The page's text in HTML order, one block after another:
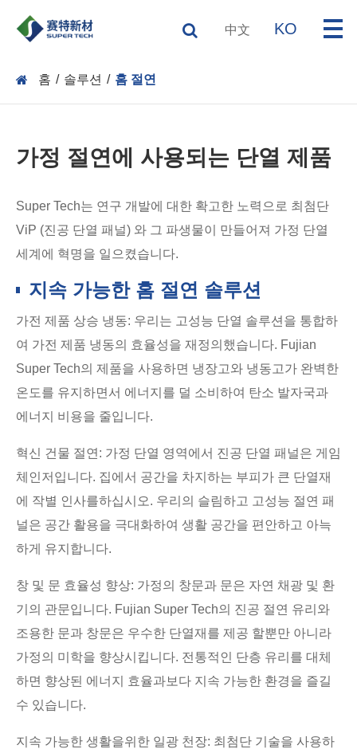
中文 KO
홈 솔루션 홈 절연
가정 절연에 사용되는 단열 제품
Super Tech는 연구 개발에 대한 확고한 노력으로 최첨단
ViP (진공 단열 패널) 와 그 파생물이 만들어져 가정 단열
세계에 혁명을 일으켰습니다.
지속 가능한 홈 절연 솔루션
가전 제품 상승 냉동: 우리는 고성능 단열 솔루션을 통합하
여 가전 제품 냉동의 효율성을 재정의했습니다. Fujian
Super Tech의 제품을 사용하면 냉장고와 냉동고가 완벽한
온도를 유지하면서 에너지를 덜 소비하여 탄소 발자국과
에너지 비용을 줄입니다.
혁신 건물 절연: 가정 단열 영역에서 진공 단열 패널은 게임
체인저입니다. 집에서 공간을 차지하는 부피가 큰 단열재
에 작별 인사를하십시오. 우리의 슬림하고 고성능 절연 패
널은 공간 활용을 극대화하여 생활 공간을 편안하고 아늑
하게 유지합니다.
창 및 문 효율성 향상: 가정의 창문과 문은 자연 채광 및 환
기의 관문입니다. Fujian Super Tech의 진공 절연 유리와
조용한 문과 창문은 우수한 단열재를 제공 할뿐만 아니라
가정의 미학을 향상시킵니다. 전통적인 단층 유리를 대체
하면 향상된 에너지 효율과보다 지속 가능한 환경을 즐길
수 있습니다.
지속 가능한 생활을위한 일광 천장: 최첨단 기술을 사용하